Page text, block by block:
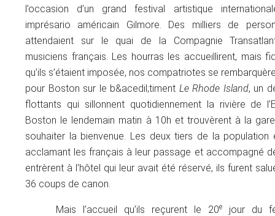
l’occasion d’un grand festival artistique
imprésario américain Gilmore. Des milliers de
attendaient sur le quai de la Compagnie
musiciens français. Les hourras les accueillirent, mais
qu’ils s’étaient imposée, nos compatriotes se
pour Boston sur le b&acedil;timent Le Rhode Island, un
flottants qui sillonnent quotidiennement la rivière de
Boston le lendemain matin à 10h et trouvèrent à la
souhaiter la bienvenue. Les deux tiers de la population
acclamant les français à leur passage et accompagné
entrèrent à l’hôtel qui leur avait été réservé, ils furent
36 coups de canon.
Mais l’accueil qu’ils reçurent le 20e
jour du